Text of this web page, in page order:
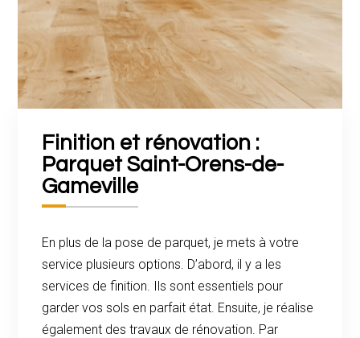
Finition et rénovation :
ParquetSaint-Orens-de-
Gameville
En plus de la pose de parquet, je mets à votre
service plusieurs options. D’abord, il y a les
services de finition. Ils sont essentiels pour
garder vos sols en parfait état. Ensuite, je réalise
également des travaux de rénovation. Par